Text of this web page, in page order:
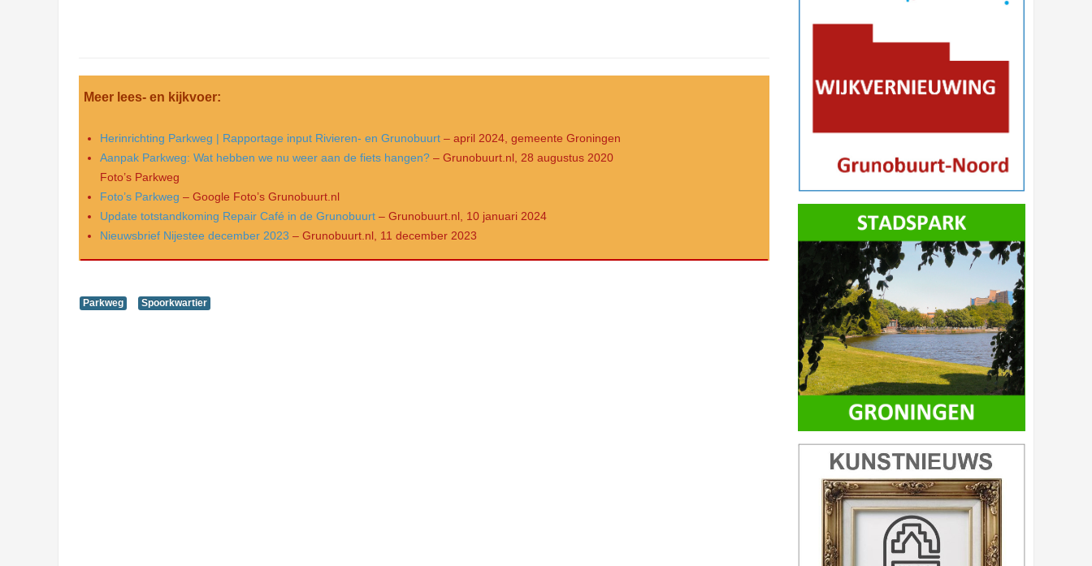
Meer lees- en kijkvoer:
Herinrichting Parkweg | Rapportage input Rivieren- en Grunobuurt – april 2024, gemeente Groningen
Aanpak Parkweg: Wat hebben we nu weer aan de fiets hangen? – Grunobuurt.nl, 28 augustus 2020
Foto’s Parkweg
Foto’s Parkweg – Google Foto’s Grunobuurt.nl
Update totstandkoming Repair Café in de Grunobuurt – Grunobuurt.nl, 10 januari 2024
Nieuwsbrief Nijestee december 2023 – Grunobuurt.nl, 11 december 2023
Parkweg Spoorkwartier